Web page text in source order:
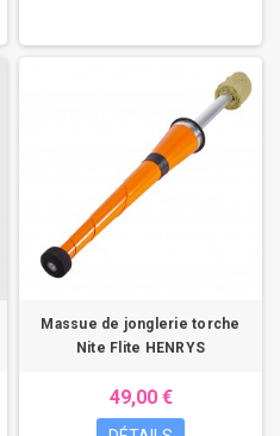
Massue de jonglerie torche
Nite Flite HENRYS
49,00 €